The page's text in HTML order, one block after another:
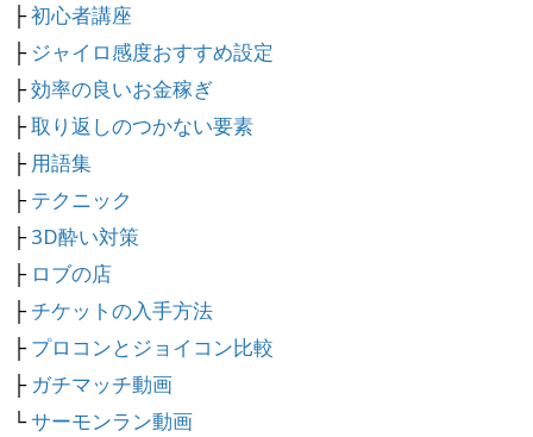
├初心者講座
├ ジャイロ感度おすすめ設定
├効率の良いお金稼ぎ
├取り返しのつかない要素
├用語集
├テクニック
├3D酔い対策
├ ロブの店
├チケットの入手方法
├プロコンとジョイコン比較
├ ガチマッチ動画
└サーモンラン動画